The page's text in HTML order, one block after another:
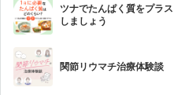
ツナでたんぱく質をプラス
しましょう
関節リウマチ治療体験談